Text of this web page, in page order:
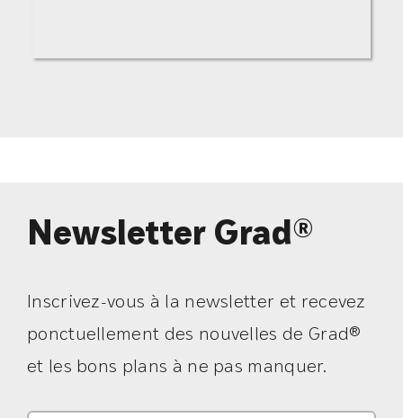
Newsletter Grad®
Inscrivez-vous à la newsletter et recevez
ponctuellement des nouvelles de Grad®
et les bons plans à ne pas manquer.